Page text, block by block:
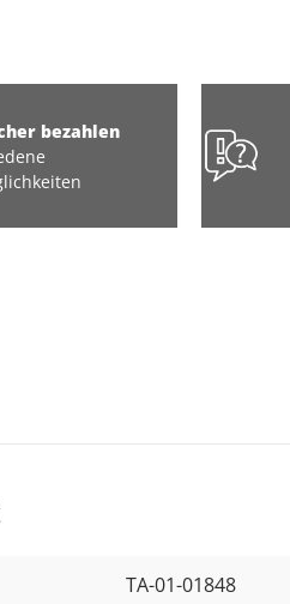
bezahlen
TA-01-01848